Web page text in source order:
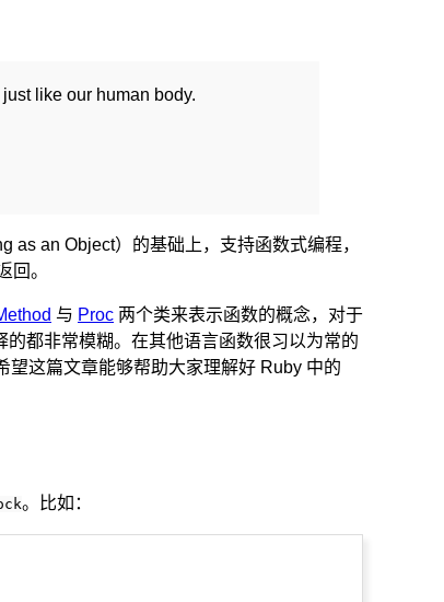
like our human body.
as an Object）的基础上，支持函数式编程，
回。
与 Proc 两个类来表示函数的概念，对于
都非常模糊。在其他语言函数很习以为常的
这篇文章能够帮助大家理解好 Ruby 中的
。比如：